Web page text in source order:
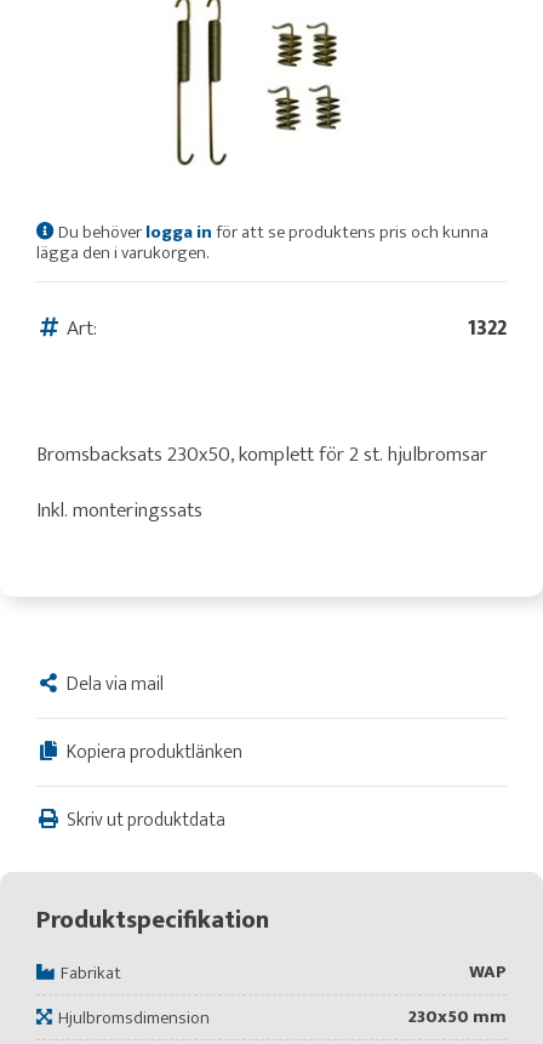
Du behöverlogga inför att se produktens pris och kunna
lägga den i varukorgen.
Art: 1322
Bromsbacksats 230x50, komplett för 2 st. hjulbromsar
Inkl. monteringssats
Dela via mail
Kopiera produktlänken
Skriv ut produktdata
Produktspecifikation
Fabrikat
WAP
Hjulbromsdimension
230x50 mm